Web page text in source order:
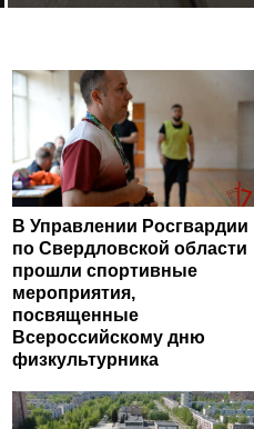
водонагреватель
В Управлении Росгвардии
по Свердловской области
прошли спортивные
мероприятия,
посвященные
Всероссийскому дню
физкультурника